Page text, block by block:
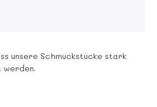
unsere Schmuckstücke stark